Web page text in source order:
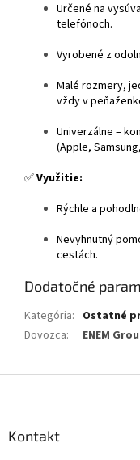
Určené na
telefónoch.
Vyrobené z
Malé rozmery,
vždy v
Univerzálne –
(Apple,
✅Využitie:
Rýchle a
Nevyhnutný
cestách.
Dodatočné
Kategória: Ostatné
Dovozca: ENEM
Kontakt